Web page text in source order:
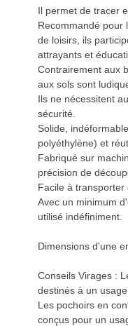
Il permet de tracer
Recommandé pour
de loisirs, ils
attrayants et
Contrairement aux
aux sols sont
Ils ne nécessitent
sécurité.
Solide,
polyéthylène) et
Fabriqué sur
précision de
Facile à transporter
Avec un minimum
utilisé indéfiniment.
Dimensions d'une
Conseils Virages :
destinés à un usage
Les pochoirs en
conçus pour un